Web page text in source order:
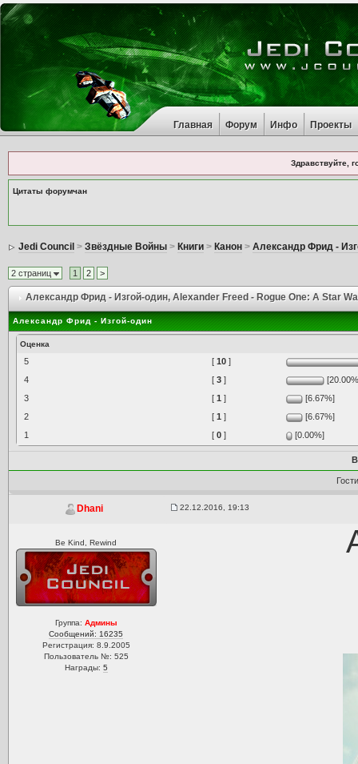
Главная Форум Инфо Проекты
Здравствуйте,
Цитаты форумчан
Jedi Council > Звёздные Войны> Книги> Канон> Александр Фрид -
2 страниц 1 2 >
Александр Фрид - Изгой-один, Alexander Freed - Rogue One: A Star
Александр Фрид - Изгой-один
Оценка
5 [ 10]
4
[ 3]
3
[ 1 ]
[6.67%]
2
[ 1 ]
[6.67%]
1
[ 0] [0.00%]
Dhani 22.12.2016, 19:13
Be Kind, Rewind
Группа: Админы
Сообщений: 16235
Регистрация: 8.9.2005
Пользователь №: 525
Награды: 5